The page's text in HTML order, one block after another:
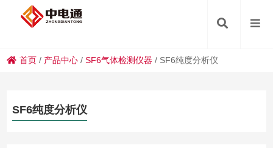
首页 / 产品中心 /SF6气体检测仪器 / SF6纯度分析仪
SF6纯度分析仪